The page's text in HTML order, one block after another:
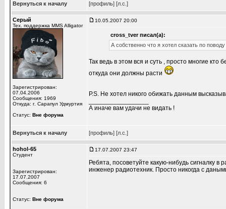
Вернуться к началу [профиль] [л.с.]
Серый
Тех. поддержка MMS Alligator
Зарегистрирован:
07.04.2006
Сообщения: 1969
Откуда: г. Сарапул Удмуртия
Статус: Вне форума
10.05.2007 20:00
cross_tver писал(а):
А собственно что я хотел сказать по
Так ведь в этом вся и суть , просто многие
откуда они должны расти
P.S. Не хотел никого обижать данным
А иначе вам удачи не видать !
Вернуться к началу [профиль] [л.с.]
hohol-65
Студент
Зарегистрирован:
17.07.2007
Сообщения: 6
Статус: Вне форума
17.07.2007 23:47
Ребята, посоветуйте какую-нибудь сигналку
инженер радиотехник. Просто никогда с